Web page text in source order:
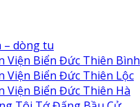
– dòng tu
Viện Biển Đức Thiên Bình
Viện Biển Đức Thiên Lộc
Viện Biển Đức Thiên Hà